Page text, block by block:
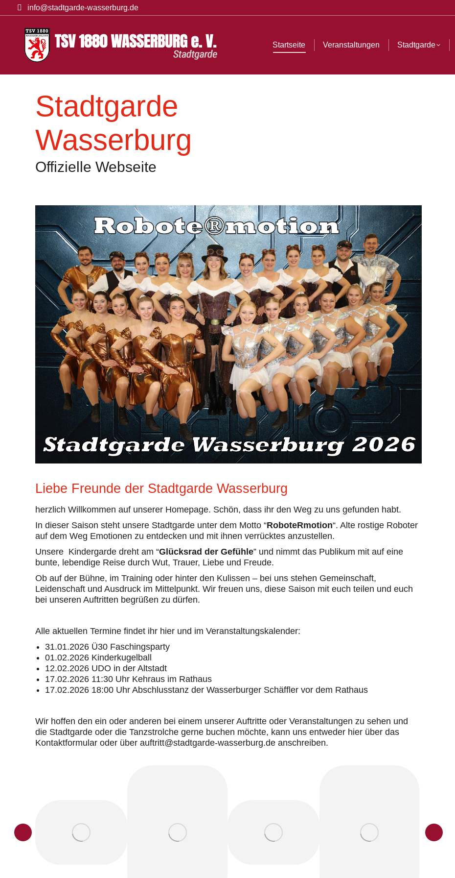
info@stadtgarde-wasserburg.de
Startseite Veranstaltungen Stadtgarde
Stadtgarde
Wasserburg
Offizielle Webseite
Liebe Freunde der Stadtgarde Wasserburg
herzlich Willkommen auf unserer Homepage. Schön, dass ihr den Weg zu uns gefunden habt.
In dieser Saison steht unsere Stadtgarde unter dem Motto “RoboteRmotion“. Alte rostige Roboter
auf dem Weg Emotionen zu entdecken und mit ihnen verrücktes anzustellen.
Unsere Kindergarde dreht am “Glücksrad der Gefühle” und nimmt das Publikum mit auf eine
bunte, lebendige Reise durch Wut, Trauer, Liebe und Freude.
Ob auf der Bühne, im Training oder hinter den Kulissen – bei uns stehen Gemeinschaft,
Leidenschaft und Ausdruck im Mittelpunkt. Wir freuen uns, diese Saison mit euch teilen und euch
bei unseren Auftritten begrüßen zu dürfen.
Alle aktuellen Termine findet ihr hier und im Veranstaltungskalender:
31.01.2026 Ü30 Faschingsparty
01.02.2026 Kinderkugelball
12.02.2026 UDO in der Altstadt
17.02.2026 11:30 Uhr Kehraus im Rathaus
17.02.2026 18:00 Uhr Abschlusstanz der Wasserburger Schäffler vor dem Rathaus
Wir hoffen den ein oder anderen bei einem unserer Auftritte oder Veranstaltungen zu sehen und
die Stadtgarde oder die Tanzstrolche gerne buchen möchte, kann uns entweder hier über das
Kontaktformular oder über auftritt@stadtgarde-wasserburg.de anschreiben.
Startseite Veranstaltungen Stadtgarde Tanzstrolche & Teenies Training